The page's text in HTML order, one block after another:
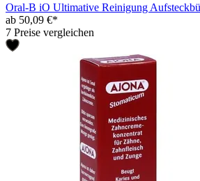
Oral-B iO Ultimative Reinigung
ab 50,09 €*
7 Preise vergleichen